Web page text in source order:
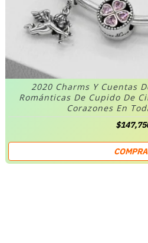
2020 Charms Y Cuentas
Románticas De Cupido De
Corazones En